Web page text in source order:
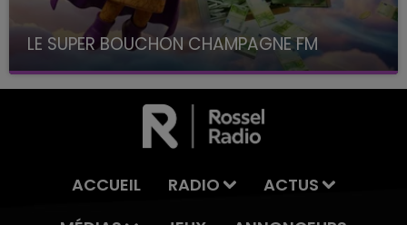
LE SUPER BOUCHON CHAMPAGNE FM
avec La Famille Champagne FM, à 8H10
ACCUEIL RADIO
ACTUS